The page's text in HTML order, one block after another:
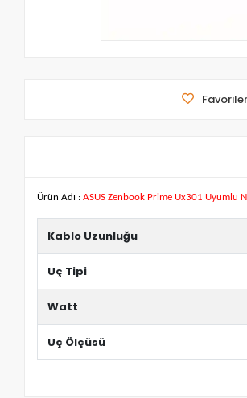
Ürün Adı : ASUS Zenbook Prime Ux301 Uyumlu
Kablo Uzunluğu
Uç Tipi
Watt
Uç Ölçüsü